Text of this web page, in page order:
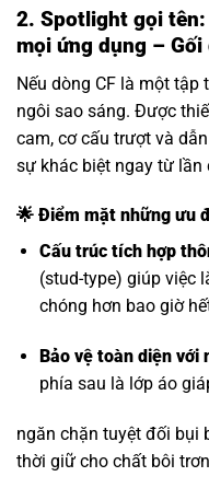
2. Spotlight gọi tên:
mọi ứng dụng – Gối
Nếu dòng CF là một tập
ngôi sao sáng. Được
cam, cơ cấu trượt và
sự khác biệt ngay từ lần
🌟 Điểm mặt những ưu
Cấu trúc tích hợp
(stud-type) giúp việc
chóng hơn bao giờ
Bảo vệ toàn diện với
phía sau là lớp áo
ngăn chặn tuyệt đối bụi
thời giữ cho chất bôi